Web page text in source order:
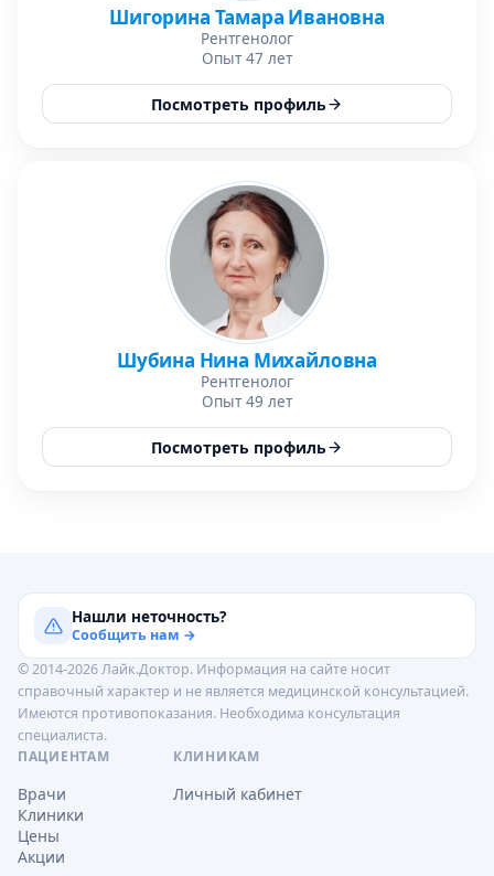
Шигорина Тамара Ивановна
Рентгенолог
Опыт 47 лет
Посмотреть профиль
Шубина Нина Михайловна
Рентгенолог
Опыт 49 лет
Посмотреть профиль
Нашли неточность?
Сообщить нам →
© 2014-2026 Лайк.Доктор. Информация на сайте носит
справочный характер и не является медицинской консультацией.
Имеются противопоказания. Необходима консультация
специалиста.
ПАЦИЕНТАМ
Врачи
Клиники
Цены
Акции
КЛИНИКАМ
Личный кабинет